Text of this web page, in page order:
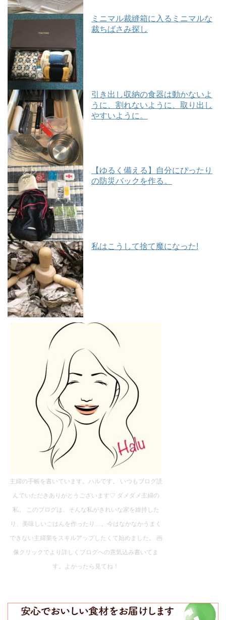
ミニマル裁縫箱に入るミニマルな
裁ちばさみ探し
引き出し収納の食器は動かないよ
うに、割れないように、取り出し
やすいように。
【ゆるく備える】自分にぴったり
の防災バックを作る。
私はこうして捨て魔になった!
主婦の手帳を書いています。ハルです。 いつもブログ読
んでいただきありがとうございます♡ ダメダメ主婦の
私。 このブログは、そんな私がきれいな家を維持した
り、美味しいごはんを作ったり…。今はなかなかうまく
できない主婦業をスキルアップしたくて始めました。 画
像クリックでより詳しくブログへの意気込み書いてま
す。よかったら見てね！